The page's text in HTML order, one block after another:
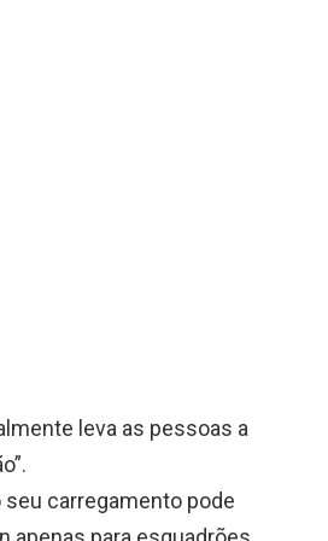
leva as pessoas a
seu carregamento pode